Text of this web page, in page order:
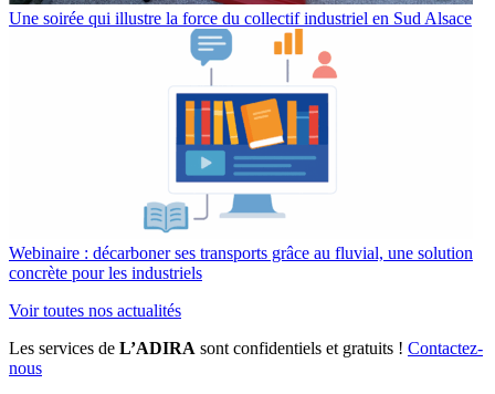
Une soirée qui illustre la force du collectif industriel en Sud Alsace
Webinaire : décarboner ses transports grâce au fluvial, une solution
concrète pour les industriels
Voir toutes nos actualités
Les services de L’ADIRA sont confidentiels et gratuits ! Contactez-
nous